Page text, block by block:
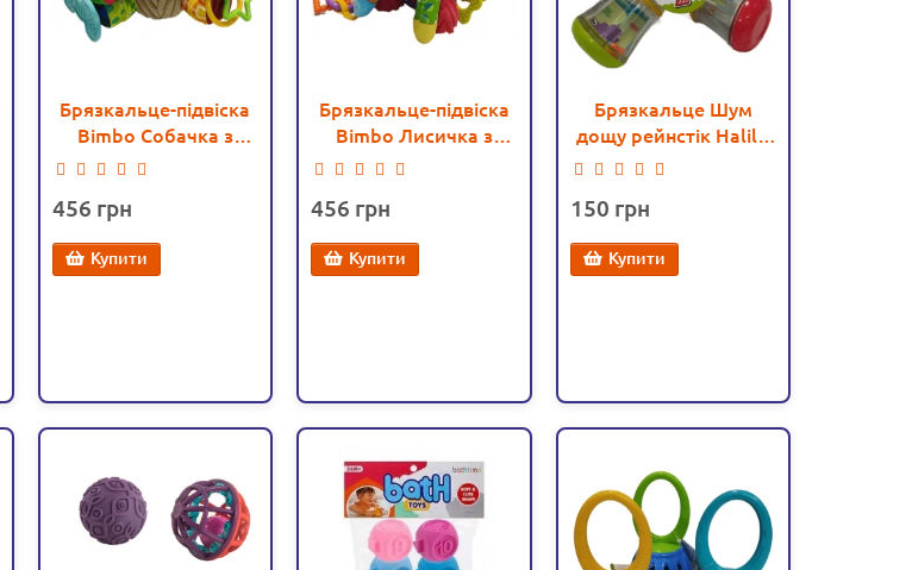
Брязкальце-підвіска
Bimbo Собачка з
прорізувачем (C
456
Купити
Брязкальце-підвіска
Bimbo Лисичка з
прорізувачем (C
456
Купити
Брязкальце Шум
дощу рейнстік Halilit
(MP10016)
150
Купити